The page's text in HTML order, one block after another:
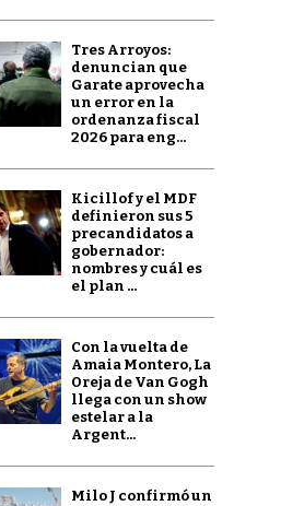
Tres Arroyos:
denuncian que
Garate aprovecha
un error en la
ordenanza fiscal
2026 para eng...
Kicillof y el MDF
definieron sus 5
precandidatos a
gobernador:
nombres y cuál es
el plan ...
Con la vuelta de
Amaia Montero, La
Oreja de Van Gogh
llega con un show
estelar a la
Argent...
Milo J confirmó un